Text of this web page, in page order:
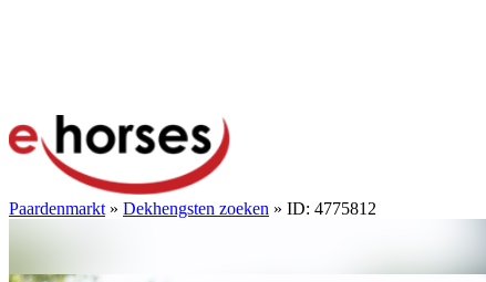
Paardenmarkt » Dekhengsten zoeken » ID: 4775812